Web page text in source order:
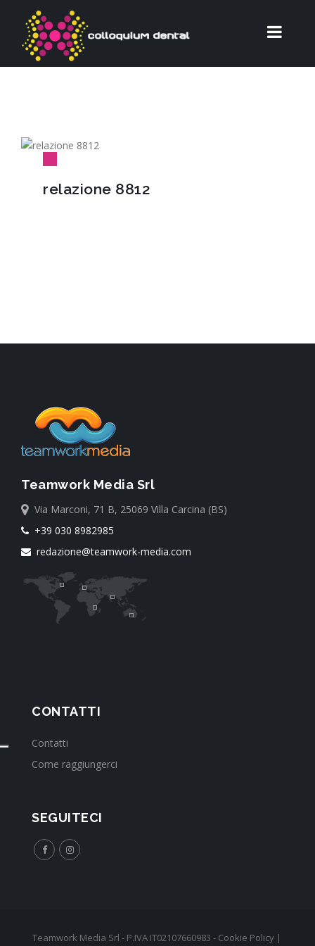
relazione 8812
Teamwork Media Srl
Via Marconi, 71 B, 25069 Villa Carcina (BS)
+39 030 8982985
redazione@teamwork-media.com
CONTATTI
Contatti
Come raggiungerci
SEGUITECI
Teamwork Media Srl - P.IVA IT02107660983 - Cookie Policy|